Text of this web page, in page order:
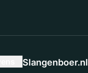
Slangenboer.nl